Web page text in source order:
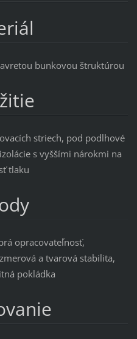
bunkovou štruktúrou
striech, pod podlhové
s vyššími nárokmi na
tlaku
opracovateľnosť,
a tvarová stabilita,
pokládka